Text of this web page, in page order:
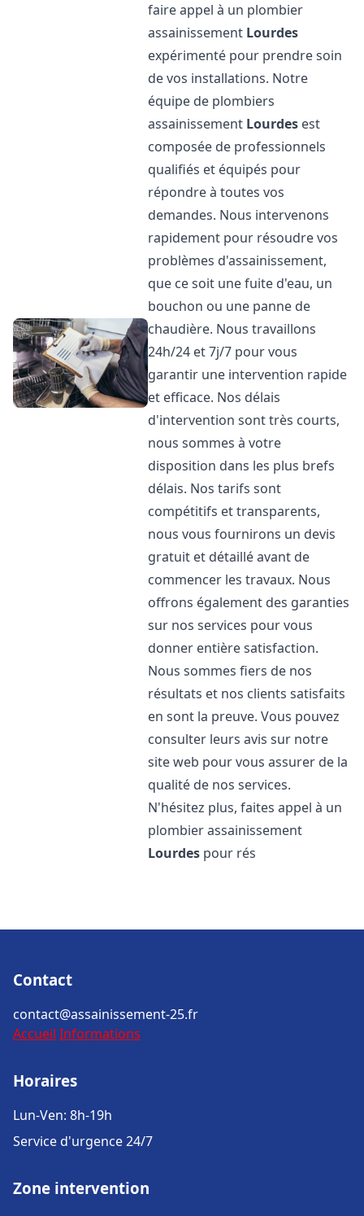
faire appel à un plombier
assainissement Lourdes
expérimenté pour prendre soin
de vos installations. Notre
équipe de plombiers
assainissement Lourdes est
composée de professionnels
qualifiés et équipés pour
répondre à toutes vos
demandes. Nous intervenons
rapidement pour résoudre vos
problèmes d'assainissement,
que ce soit une fuite d'eau, un
bouchon ou une panne de
chaudière. Nous travaillons
24h/24 et 7j/7 pour vous
garantir une intervention rapide
et efficace. Nos délais
d'intervention sont très courts,
nous sommes à votre
disposition dans les plus brefs
délais. Nos tarifs sont
compétitifs et transparents,
nous vous fournirons un devis
gratuit et détaillé avant de
commencer les travaux. Nous
offrons également des garanties
sur nos services pour vous
donner entière satisfaction.
Nous sommes fiers de nos
résultats et nos clients satisfaits
en sont la preuve. Vous pouvez
consulter leurs avis sur notre
site web pour vous assurer de la
qualité de nos services.
N'hésitez plus, faites appel à un
plombier assainissement
Lourdes pour rés
Contact
contact@assainissement-25.fr
Accueil Informations
Horaires
Lun-Ven: 8h-19h
Service d'urgence 24/7
Zone intervention